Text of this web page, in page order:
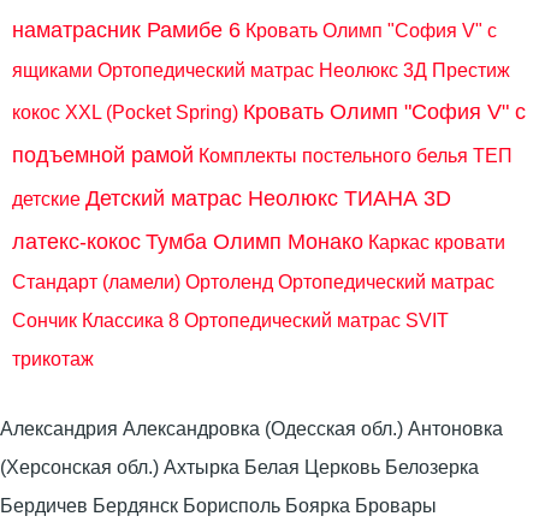
наматрасник Рамибе 6 Кровать Олимп "София V" с
ящиками Ортопедический матрас Неолюкс 3Д Престиж
кокос XXL (Pocket Spring) Кровать Олимп "София V" с
подъемной рамой Комплекты постельного белья ТЕП
детские Детский матрас Неолюкс ТИАНА 3D
латекс-кокос Тумба Олимп Монако Каркас кровати
Стандарт (ламели) Ортоленд Ортопедический матрас
Сончик Классика 8 Ортопедический матрас SVIT
трикотаж
Александрия Александровка (Одесская обл.) Антоновка
(Херсонская обл.) Ахтырка Белая Церковь Белозерка
Бердичев Бердянск Борисполь Боярка Бровары